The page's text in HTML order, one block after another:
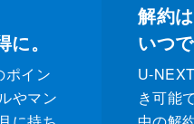
。
ポイン
やマン
解約は
いつ
U-
き可能